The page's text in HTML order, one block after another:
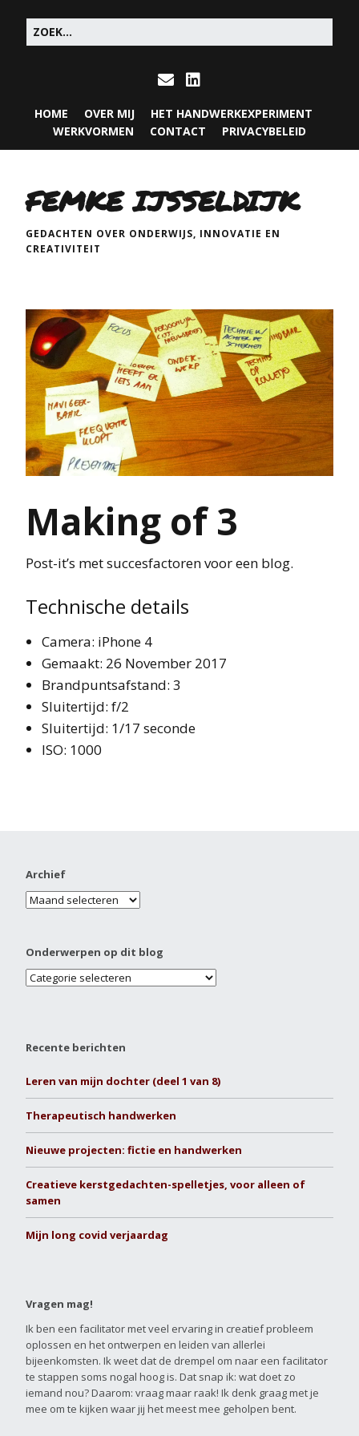
HOME OVER MIJ
HET HANDWERKEXPERIMENT
WERKVORMEN
CONTACT PRIVACYBELEID
FEMKE IJSSELDIJK
GEDACHTEN OVER ONDERWIJS, INNOVATIE EN
CREATIVITEIT
Making of 3
Post-it’s met succesfactoren voor een blog.
Technische details
Camera: iPhone 4
Gemaakt: 26 November 2017
Brandpuntsafstand: 3
Sluitertijd: f/2
Sluitertijd: 1/17 seconde
ISO: 1000
Archief
Onderwerpen op dit blog
Recente berichten
Leren van mijn dochter (deel 1 van 8)
Therapeutisch handwerken
Nieuwe projecten: fictie en handwerken
Creatieve kerstgedachten-spelletjes, voor alleen of
samen
Mijn long covid verjaardag
Vragen mag!
Ik ben een facilitator met veel ervaring in creatief probleem
oplossen en het ontwerpen en leiden van allerlei
bijeenkomsten. Ik weet dat de drempel om naar een facilitator
te stappen soms nogal hoog is. Dat snap ik: wat doet zo
iemand nou? Daarom: vraag maar raak! Ik denk graag met je
mee om te kijken waar jij het meest mee geholpen bent.